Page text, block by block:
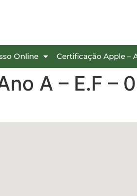
Online Certificação Apple –
A – E.F